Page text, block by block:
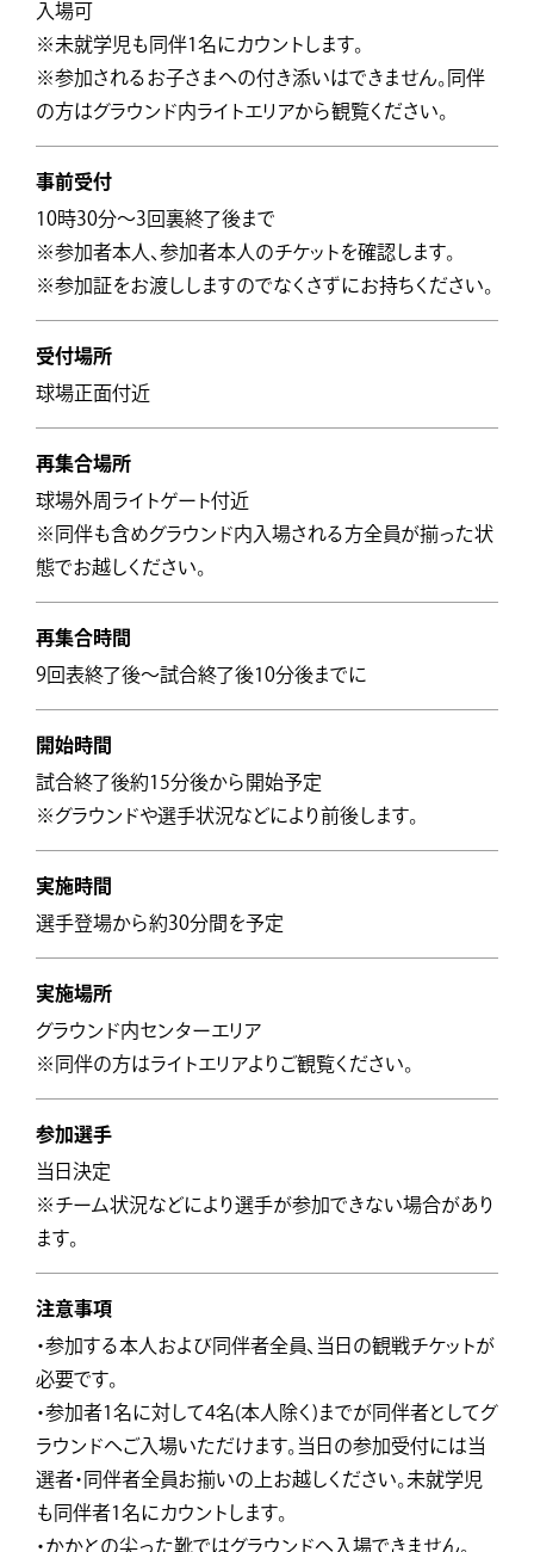
入場可
※未就学児も同伴1名にカウントします。
※参加されるお子さまへの付き添いはできません。同伴
の方はグラウンド内ライトエリアから観覧ください。
事前受付
10時30分～3回裏終了後まで
※参加者本人、参加者本人のチケットを確認します。
※参加証をお渡ししますのでなくさずにお持ちください。
受付場所
球場正面付近
再集合場所
球場外周ライトゲート付近
※同伴も含めグラウンド内入場される方全員が揃った状
態でお越しください。
再集合時間
9回表終了後～試合終了後10分後までに
開始時間
試合終了後約15分後から開始予定
※グラウンドや選手状況などにより前後します。
実施時間
選手登場から約30分間を予定
実施場所
グラウンド内センターエリア
※同伴の方はライトエリアよりご観覧ください。
参加選手
当日決定
※チーム状況などにより選手が参加できない場合があり
ます。
注意事項
・参加する本人および同伴者全員、当日の観戦チケットが
必要です。
・参加者1名に対して4名(本人除く)までが同伴者としてグ
ラウンドへご入場いただけます。当日の参加受付には当
選者・同伴者全員お揃いの上お越しください。未就学児
も同伴者1名にカウントします。
・かかとの尖った靴ではグラウンドへ入場できません。